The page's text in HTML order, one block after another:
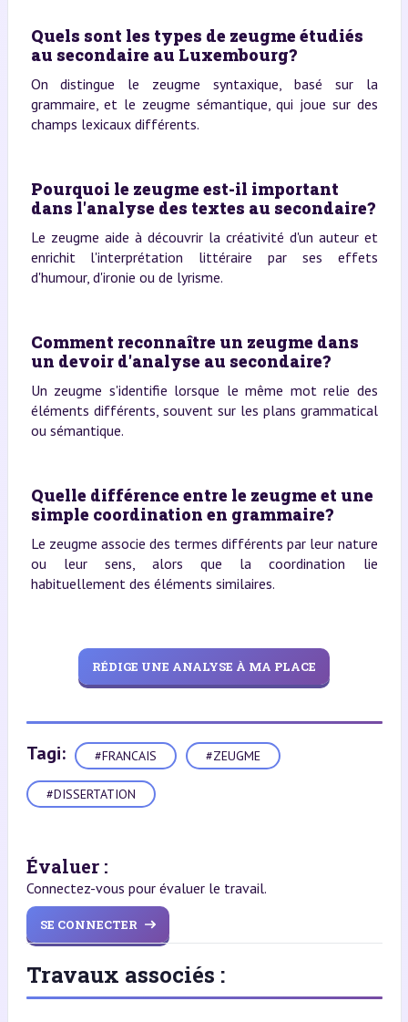
Quels sont les types de zeugme étudiés
au secondaire au Luxembourg?
On distingue le zeugme syntaxique, basé sur la
grammaire, et le zeugme sémantique, qui joue sur des
champs lexicaux différents.
Pourquoi le zeugme est-il important
dans l'analyse des textes au secondaire?
Le zeugme aide à découvrir la créativité d'un auteur et
enrichit l'interprétation littéraire par ses effets
d'humour, d'ironie ou de lyrisme.
Comment reconnaître un zeugme dans
un devoir d'analyse au secondaire?
Un zeugme s'identifie lorsque le même mot relie des
éléments différents, souvent sur les plans grammatical
ou sémantique.
Quelle différence entre le zeugme et une
simple coordination en grammaire?
Le zeugme associe des termes différents par leur nature
ou leur sens, alors que la coordination lie
habituellement des éléments similaires.
RÉDIGE UNE ANALYSE À MA PLACE
Tagi: #FRANCAIS #ZEUGME
#DISSERTATION
Évaluer :
Connectez-vous pour évaluer le travail.
SE CONNECTER
Travaux associés :